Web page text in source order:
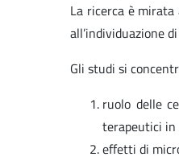
La ricerca è
all’individuazione
Gli studi si
ruolo delle
terapeutici in
effetti di